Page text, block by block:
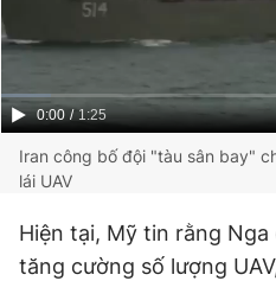
Current
Time
0:00 / Duration
1:25
Iran công bố đội "tàu sân bay"
lái UAV
Hiện tại, Mỹ tin rằng
tăng cường số lượng